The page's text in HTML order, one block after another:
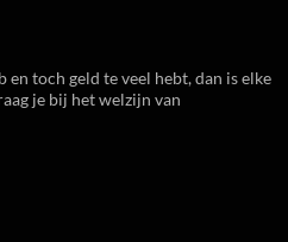
toch geld te veel hebt, dan is elke
je bij het welzijn van